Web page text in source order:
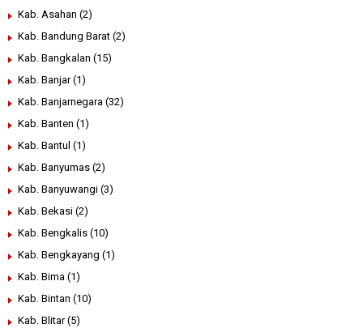
Kab. Asahan (2)
Kab. Bandung Barat (2)
Kab. Bangkalan (15)
Kab. Banjar (1)
Kab. Banjarnegara (32)
Kab. Banten (1)
Kab. Bantul (1)
Kab. Banyumas (2)
Kab. Banyuwangi (3)
Kab. Bekasi (2)
Kab. Bengkalis (10)
Kab. Bengkayang (1)
Kab. Bima (1)
Kab. Bintan (10)
Kab. Blitar (5)